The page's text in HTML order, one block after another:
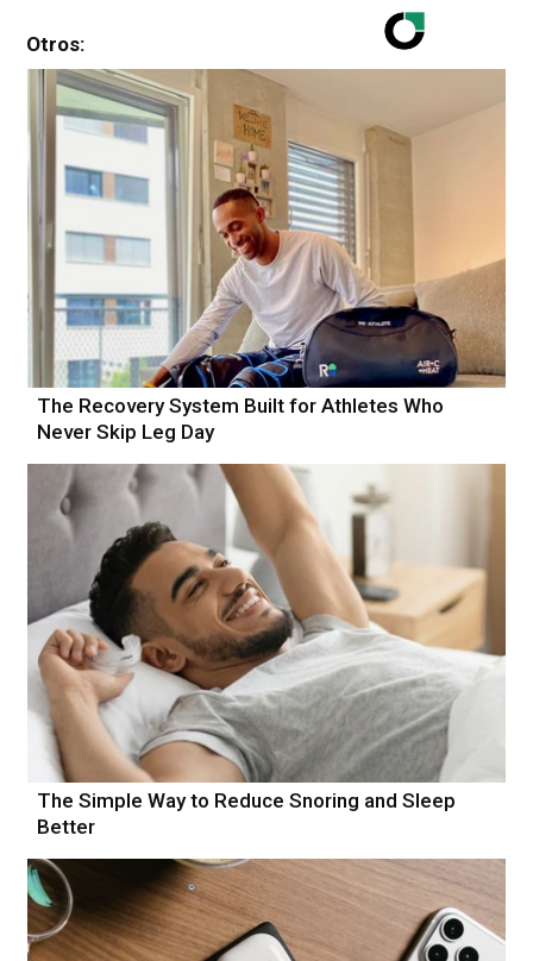
Otros:
The Recovery System Built for Athletes Who
Never Skip Leg Day
The Simple Way to Reduce Snoring and Sleep
Better